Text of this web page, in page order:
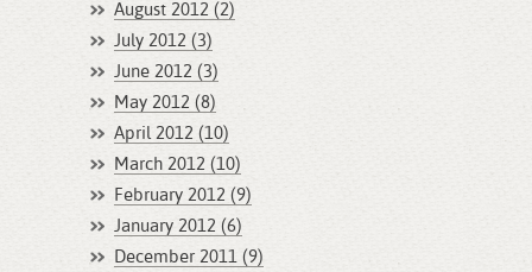
August 2012 (2)
July 2012 (3)
June 2012 (3)
May 2012 (8)
April 2012 (10)
March 2012 (10)
February 2012 (9)
January 2012 (6)
December 2011 (9)